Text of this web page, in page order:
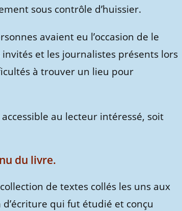
sous contrôle d’huissier.
avaient eu l’occasion de le
et les journalistes présents lors
à trouver un lieu pour
au lecteur intéressé, soit
du livre.
collection de textes collés les uns aux
qui fut étudié et conçu